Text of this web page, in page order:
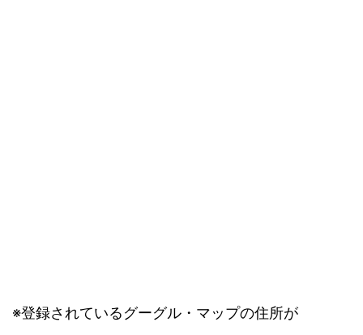
※登録されているグーグル・マップの住所が